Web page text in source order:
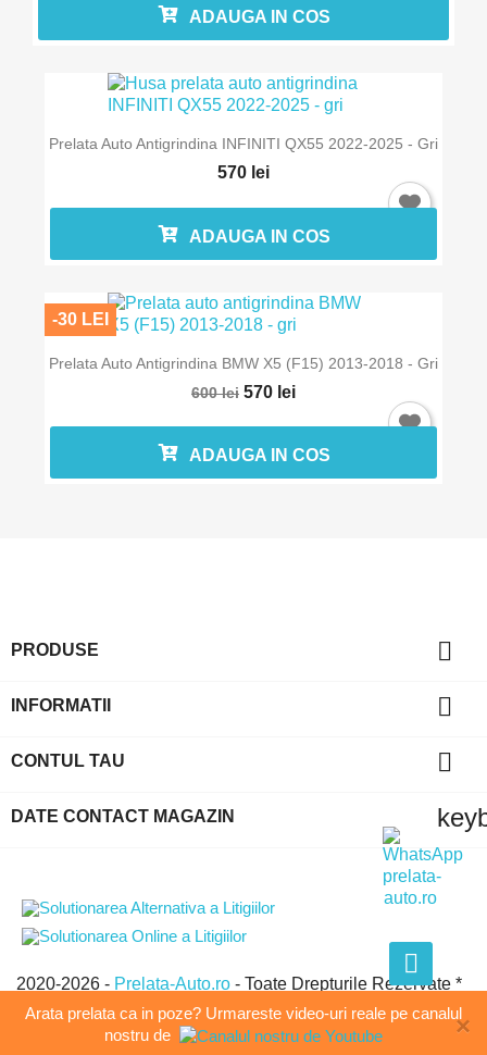
ADAUGA IN COS
Prelata Auto Antigrindina INFINITI QX55 2022-2025 - Gri
570 lei
ADAUGA IN COS
Prelata Auto Antigrindina BMW X5 (F15) 2013-2018 - Gri
600 lei 570 lei
-30 LEI
ADAUGA IN COS
PRODUSE 
INFORMATII 
CONTUL TAU 
DATE CONTACT MAGAZIN
Arata prelata ca in poze? Urmareste video-uri reale pe canalul
nostru de
×
2020-2026 - Prelata-Auto.ro - Toate Drepturile Rezervate *
GLOBAL EVOLUTION GROUP SRL * CUI:21438950 *
J03/636/2007 * Pitesti, Arges